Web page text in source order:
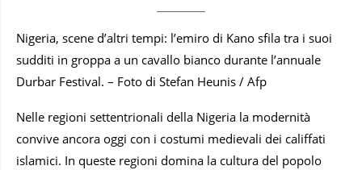
Nigeria, scene d’altri tempi: l’emiro di Kano sfila tra i suoi
sudditi in groppa a un cavallo bianco durante l’annuale
Durbar Festival. – Foto di Stefan Heunis / Afp
Nelle regioni settentrionali della Nigeria la modernità
convive ancora oggi con i costumi medievali dei califfati
islamici. In queste regioni domina la cultura del popolo